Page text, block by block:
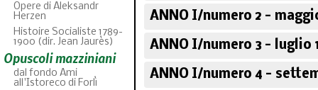
Opere di Aleksandr
Herzen
Histoire Socialiste 1789-
1900 (dir. Jean Jaurès)
Opuscoli mazziniani
dal fondo Ami
all'Istoreco di Forlì
ANNO I/numero 2 -
ANNO I/numero 3 - luglio
ANNO I/numero 4 -